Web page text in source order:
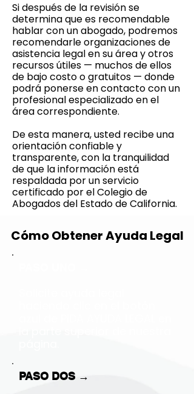
Si después de la revisión se
determina que es recomendable
hablar con un abogado, podremos
recomendarle organizaciones de
asistencia legal en su área y otros
recursos útiles — muchos de ellos
de bajo costo o gratuitos — donde
podrá ponerse en contacto con un
profesional especializado en el
área correspondiente.
De esta manera, usted recibe una
orientación confiable y
transparente, con la tranquilidad
de que la información está
respaldada por un servicio
certificado por el Colegio de
Abogados del Estado de California.
Cómo Obtener Ayuda Legal
PASO DOS →